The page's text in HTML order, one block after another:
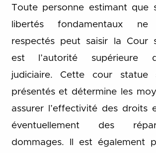
Toute personne estimant que
libertés fondamentaux
respectés peut saisir la Cour
est l’autorité supérieure
judiciaire. Cette cour statue
présentés et détermine les
assurer l’effectivité des droits
éventuellement des
dommages. Il est également